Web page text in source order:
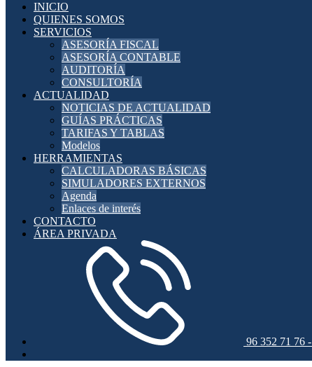
INICIO
QUIENES SOMOS
SERVICIOS
ASESORÍA FISCAL
ASESORÍA CONTABLE
AUDITORÍA
CONSULTORÍA
ACTUALIDAD
NOTICIAS DE ACTUALIDAD
GUÍAS PRÁCTICAS
TARIFAS Y TABLAS
Modelos
HERRAMIENTAS
CALCULADORAS BÁSICAS
SIMULADORES EXTERNOS
Agenda
Enlaces de interés
CONTACTO
ÁREA PRIVADA
96 352 71 76 -